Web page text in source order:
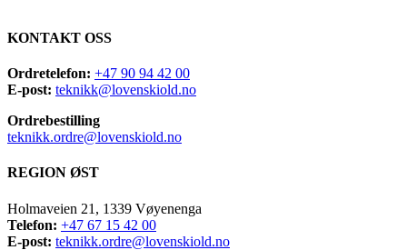
KONTAKT OSS
Ordretelefon: +47 90 94 42 00
E-post: teknikk@lovenskiold.no
Ordrebestilling
teknikk.ordre@lovenskiold.no
REGION ØST
Holmaveien 21, 1339 Vøyenenga
Telefon: +47 67 15 42 00
E-post: teknikk.ordre@lovenskiold.no